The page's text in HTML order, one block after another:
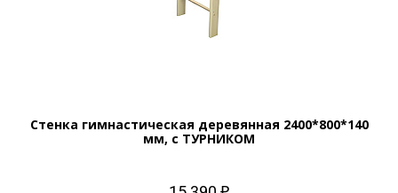
Стенка гимнастическая деревянная 2400*800*140
мм, с ТУРНИКОМ